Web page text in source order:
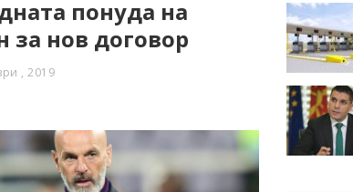
понуда на
за нов договор
, 2019